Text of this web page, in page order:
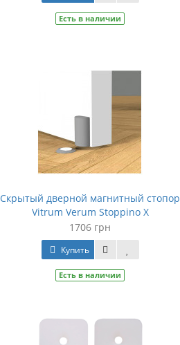
Есть в наличии
Скрытый дверной магнитный стопор
Vitrum Verum Stoppino X
1706 грн
Купить
Есть в наличии